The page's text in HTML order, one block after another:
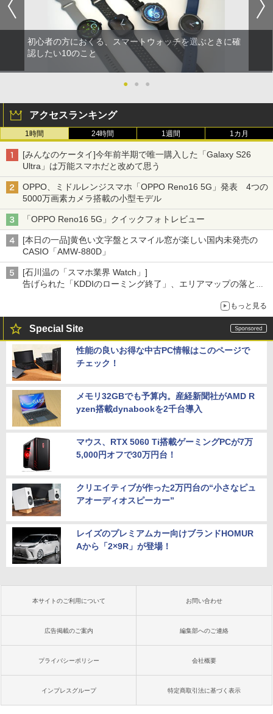
初心者の方におくる、スマートウォッチを選ぶときに確
認したい10のこと
● ● ●
アクセスランキング
1時間 24時間 1週間 1カ月
[みんなのケータイ]今年前半期で唯一購入した「Galaxy S26
Ultra」は万能スマホだと改めて思う
OPPO、ミドルレンジスマホ「OPPO Reno16 5G」発表 4つの
5000万画素カメラ搭載の小型モデル
「OPPO Reno16 5G」クイックフォトレビュー
[本日の一品]黄色い文字盤とスマイル窓が楽しい国内未発売の
CASIO「AMW-880D」
[石川温の「スマホ業界 Watch」]
告げられた「KDDIのローミング終了」、エリアマップの落とし
もっと見る
Special Site
性能の良いお得な中古PC情報はこのページで
チェック！
メモリ32GBでも予算内。産経新聞社がAMD R
yzen搭載dynabookを2千台導入
マウス、RTX 5060 Ti搭載ゲーミングPCが7万
5,000円オフで30万円台！
クリエイティブが作った2万円台の“小さなピュ
アオーディオスピーカー”
レイズのプレミアムカー向けブランドHOMUR
Aから「2×9R」が登場！
本サイトのご利用について お問い合わせ
広告掲載のご案内 編集部へのご連絡
プライバシーポリシー 会社概要
インプレスグループ 特定商取引法に基づく表示